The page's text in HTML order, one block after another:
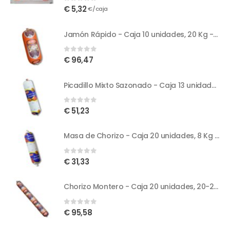
0out of 5
€5,32€/caja
Jamón Rápido - Caja 10 unidades, 20 Kg - 2 Kg/unidad
0out of 5
€96,47
Picadillo Mixto Sazonado - Caja 13 unidades, 15,6 Kg - 1.20 Kg/unidad
0out of 5
€51,23
Masa de Chorizo - Caja 20 unidades, 8 Kg - 400 g/unidad
0out of 5
€31,33
Chorizo Montero - Caja 20 unidades, 20-20.4 Kg - 1 Kg aprox./unidad
0out of 5
€95,58